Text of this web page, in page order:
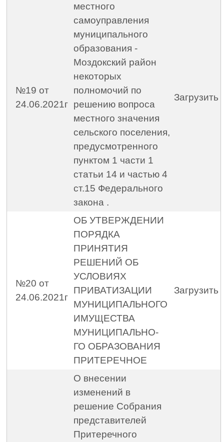
№19 от
24.06.2021г
местного
самоуправления
муниципального
образования -
Моздокский район
некоторых
полномочий по
решению вопроса
местного значения
сельского поселения,
предусмотренного
пунктом 1 части 1
статьи 14 и частью 4
ст.15 Федерального
закона .
Загрузить
№20 от
24.06.2021г
ОБ УТВЕРЖДЕНИИ
ПОРЯДКА
ПРИНЯТИЯ
РЕШЕНИЙ ОБ
УСЛОВИЯХ
ПРИВАТИЗАЦИИ
МУНИЦИПАЛЬНОГО
ИМУЩЕСТВА
МУНИЦИПАЛЬНО-
ГО ОБРАЗОВАНИЯ
ПРИТЕРЕЧНОЕ
Загрузить
О внесении
изменений в
решение Собрания
представителей
Притеречного